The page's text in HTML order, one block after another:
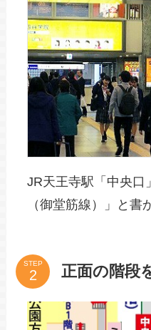
JR天王寺駅「中央口
（御堂筋線）」と書
STEP 正面の階段